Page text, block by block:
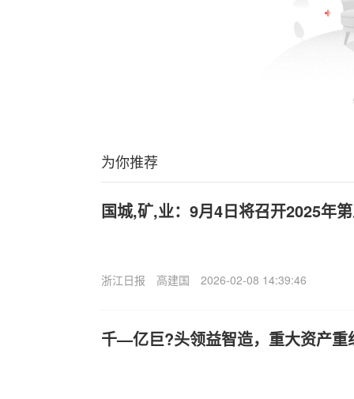
为你推荐
国城,矿,业：9月4日将召开2025年
浙江日报 高建国 2026-02-08 14:39:46
千—亿巨?头领益智造，重大资产重